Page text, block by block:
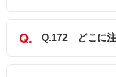
Q.172 どこに注